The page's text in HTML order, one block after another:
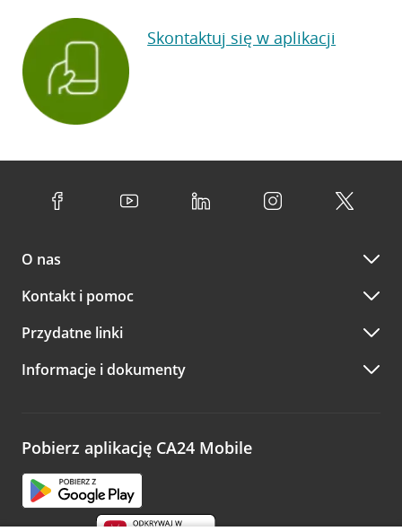
Skontaktuj się w aplikacji
O nas
Kontakt i pomoc
Przydatne linki
Informacje i dokumenty
Pobierz aplikację CA24 Mobile